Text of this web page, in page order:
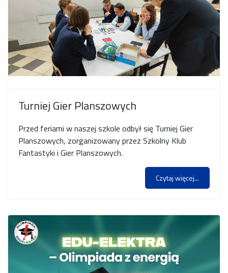
Turniej Gier Planszowych
Przed feriami w naszej szkole odbył się Turniej Gier
Planszowych, zorganizowany przez Szkolny Klub
Fantastyki i Gier Planszowych.
Czytaj więcej...